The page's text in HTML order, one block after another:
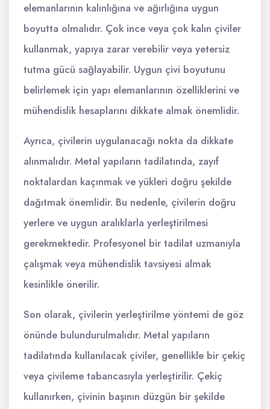
elemanlarının kalınlığına ve ağırlığına uygun
boyutta olmalıdır. Çok ince veya çok kalın çiviler
kullanmak, yapıya zarar verebilir veya yetersiz
tutma gücü sağlayabilir. Uygun çivi boyutunu
belirlemek için yapı elemanlarının özelliklerini ve
mühendislik hesaplarını dikkate almak önemlidir.
Ayrıca, çivilerin uygulanacağı nokta da dikkate
alınmalıdır. Metal yapıların tadilatında, zayıf
noktalardan kaçınmak ve yükleri doğru şekilde
dağıtmak önemlidir. Bu nedenle, çivilerin doğru
yerlere ve uygun aralıklarla yerleştirilmesi
gerekmektedir. Profesyonel bir tadilat uzmanıyla
çalışmak veya mühendislik tavsiyesi almak
kesinlikle önerilir.
Son olarak, çivilerin yerleştirilme yöntemi de göz
önünde bulundurulmalıdır. Metal yapıların
tadilatında kullanılacak çiviler, genellikle bir çekiç
veya çivileme tabancasıyla yerleştirilir. Çekiç
kullanırken, çivinin başının düzgün bir şekilde